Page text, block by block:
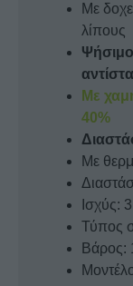
Με
λίπους
Με
40%
Με
Ισχύς:
Τύπος
Βάρος: